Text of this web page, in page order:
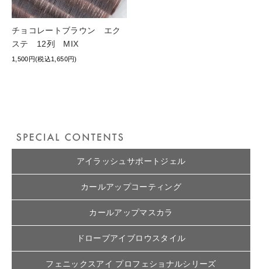
チョコレートブラウン エク
ステ 12列 MIX
1,500円(税込1,650円)
アイラッシュサポートジェル
カールアップコーティング
カールアップマスカラ
ドローブアイブロウスタイル
フェニックスアイ プロフェショナルシリーズ